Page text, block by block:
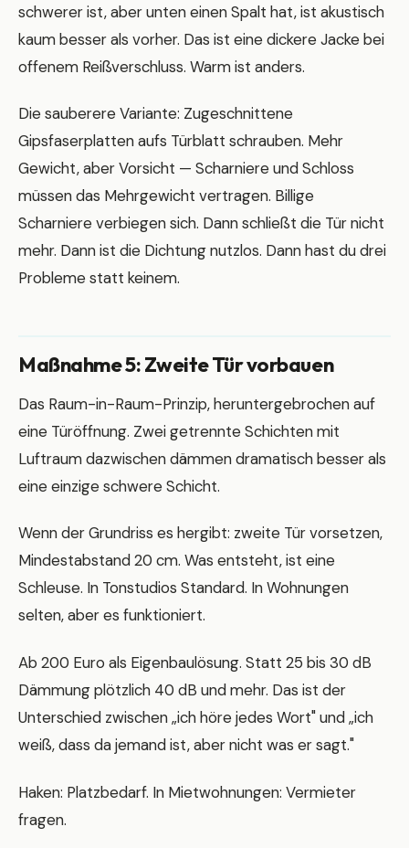
schwerer ist, aber unten einen Spalt hat, ist akustisch
kaum besser als vorher. Das ist eine dickere Jacke bei
offenem Reißverschluss. Warm ist anders.
Die sauberere Variante: Zugeschnittene
Gipsfaserplatten aufs Türblatt schrauben. Mehr
Gewicht, aber Vorsicht — Scharniere und Schloss
müssen das Mehrgewicht vertragen. Billige
Scharniere verbiegen sich. Dann schließt die Tür nicht
mehr. Dann ist die Dichtung nutzlos. Dann hast du drei
Probleme statt keinem.
Maßnahme 5: Zweite Tür vorbauen
Das Raum-in-Raum-Prinzip, heruntergebrochen auf
eine Türöffnung. Zwei getrennte Schichten mit
Luftraum dazwischen dämmen dramatisch besser als
eine einzige schwere Schicht.
Wenn der Grundriss es hergibt: zweite Tür vorsetzen,
Mindestabstand 20 cm. Was entsteht, ist eine
Schleuse. In Tonstudios Standard. In Wohnungen
selten, aber es funktioniert.
Ab 200 Euro als Eigenbaulösung. Statt 25 bis 30 dB
Dämmung plötzlich 40 dB und mehr. Das ist der
Unterschied zwischen „ich höre jedes Wort" und „ich
weiß, dass da jemand ist, aber nicht was er sagt."
Haken: Platzbedarf. In Mietwohnungen: Vermieter
fragen.